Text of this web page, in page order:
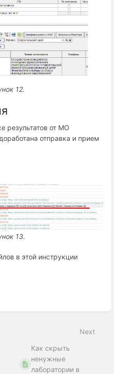
12.
результатов от МО
отправка и прием
13.
в этой инструкции
Next
Как скрыть
ненужные
лаборатории в